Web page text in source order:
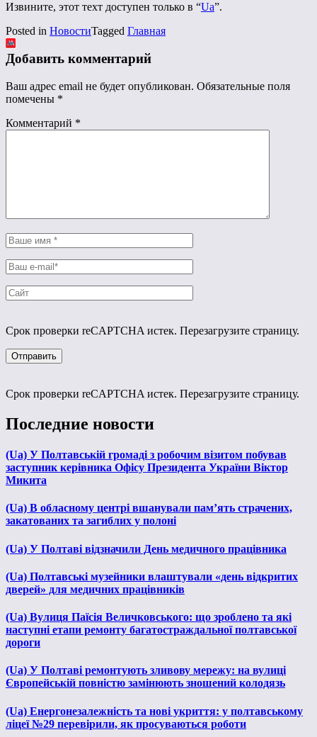
Извините, этот техт доступен только в “Ua”.
Posted in НовостиTagged Главная
Добавить комментарий
Ваш адрес email не будет опубликован. Обязательные поля
помечены *
Комментарий *
Срок проверки reCAPTCHA истек. Перезагрузите страницу.
Срок проверки reCAPTCHA истек. Перезагрузите страницу.
Последние новости
(Ua) У Полтавській громаді з робочим візитом побував
заступник керівника Офісу Президента України Віктор
Микита
(Ua) В обласному центрі вшанували пам’ять страчених,
закатованих та загиблих у полоні
(Ua) У Полтаві відзначили День медичного працівника
(Ua) Полтавські музейники влаштували «день відкритих
дверей» для медичних працівників
(Ua) Вулиця Паїсія Величковського: що зроблено та які
наступні етапи ремонту багатостраждальної полтавської
дороги
(Ua) У Полтаві ремонтують зливову мережу: на вулиці
Європейській повністю замінюють зношений колодязь
(Ua) Енергонезалежність та нові укриття: у полтавському
ліцеї №29 перевірили, як просуваються роботи